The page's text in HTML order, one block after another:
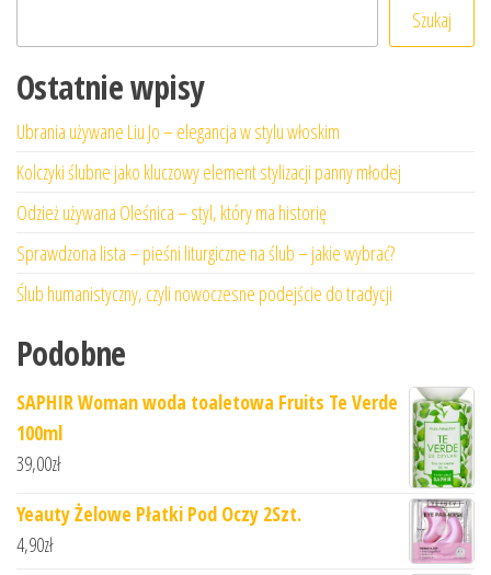
Szukaj
Ostatnie wpisy
Ubrania używane Liu Jo – elegancja w stylu włoskim
Kolczyki ślubne jako kluczowy element stylizacji panny młodej
Odzież używana Oleśnica – styl, który ma historię
Sprawdzona lista – pieśni liturgiczne na ślub – jakie wybrać?
Ślub humanistyczny, czyli nowoczesne podejście do tradycji
Podobne
SAPHIR Woman woda toaletowa Fruits Te Verde
100ml
39,00zł
Yeauty Żelowe Płatki Pod Oczy 2Szt.
4,90zł